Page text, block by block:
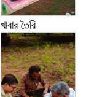
খাবার তৈরি